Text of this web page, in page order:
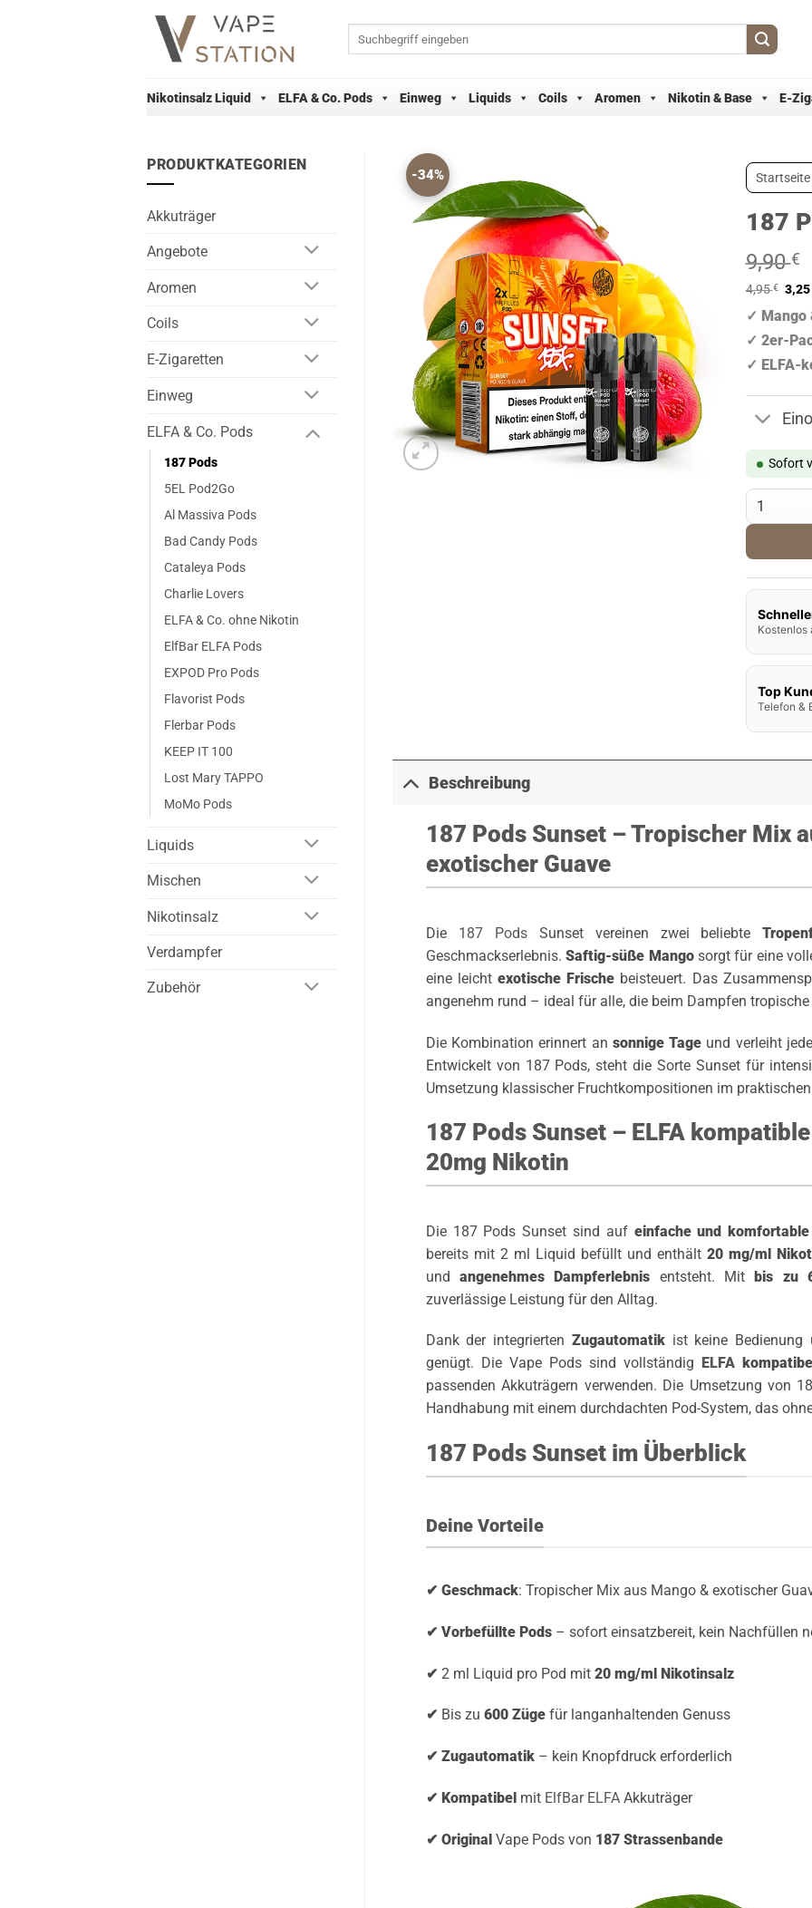
Nikotinsalz Liquid ELFA & Co. Pods Einweg Liquids Coils Aromen Nikotin & Base E-
PRODUKTKATEGORIEN
Akkuträger
Angebote
Aromen
Coils
E-Zigaretten
Einweg
ELFA & Co. Pods
187 Pods
5EL Pod2Go
Al Massiva Pods
Bad Candy Pods
Cataleya Pods
Charlie Lovers
ELFA & Co. ohne Nikotin
ElfBar ELFA Pods
EXPOD Pro Pods
Flavorist Pods
Flerbar Pods
KEEP IT 100
Lost Mary TAPPO
MoMo Pods
Liquids
Mischen
Nikotinsalz
Verdampfer
Zubehör
-34% Startseite
187
9,90€
4,95€ 3,25
✓ Mango
✓ 2er-
✓ ELFA-
Sofort
187 Pods
Kostenlos
Top
Telefon &
Beschreibung
187 Pods Sunset – Tropischer Mix
exotischer Guave
Die 187 PodsSunset vereinen zwei beliebte
Geschmackserlebnis.Saftig-süße Mangosorgt für eine
eine leichtexotische Frische beisteuert. Das
angenehm rund – ideal für alle, die beim Dampfen
Die Kombination erinnert an sonnige Tage und verleiht
Entwickelt von 187 Pods, steht die Sorte Sunset für
Umsetzung klassischer Fruchtkompositionen im
187 Pods Sunset – ELFA
20mg Nikotin
Die 187 Pods Sunset sind auf einfache und
bereits mit 2 ml Liquid befüllt und enthält20 mg/ml
undangenehmes Dampferlebnis entsteht. Mitbis zu
zuverlässige Leistung für den Alltag.
Dank der integrierten Zugautomatikist keine Bedienung
genügt. Die Vape Pods sind vollständig
ELFA
passenden Akkuträgern verwenden. Die Umsetzung von
Handhabung mit einem durchdachten Pod-System, das
187 Pods Sunset im Überblick
Deine Vorteile
✔ Geschmack: Tropischer Mix aus Mango & exotischer
✔ Vorbefüllte Pods– sofort einsatzbereit, kein Nachfüllen
✔ 2 ml Liquid pro Pod mit 20 mg/ml Nikotinsalz
✔ Bis zu 600 Zügefür langanhaltenden Genuss
✔ Zugautomatik– kein Knopfdruck erforderlich
✔ Kompatibelmit ElfBar ELFAAkkuträger
✔ OriginalVape Pods von 187 Strassenbande